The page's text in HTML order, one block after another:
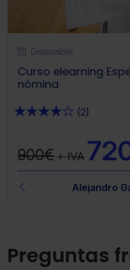
Disponible
Curso elearning
nómina
★★★★★ (2)
900€+ IVA
Alejandro
Preguntas